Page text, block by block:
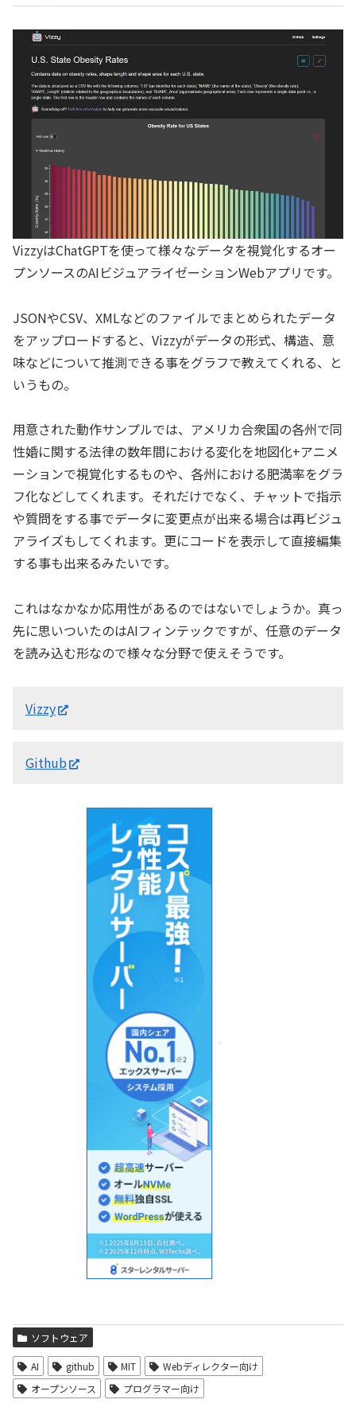
VizzyはChatGPTを使って様々なデータを視覚化するオー
プンソースのAIビジュアライゼーションWebアプリです。
JSONやCSV、XMLなどのファイルでまとめられたデータ
をアップロードすると、Vizzyがデータの形式、構造、意
味などについて推測できる事をグラフで教えてくれる、と
いうもの。
用意された動作サンプルでは、アメリカ合衆国の各州で同
性婚に関する法律の数年間における変化を地図化+アニメ
ーションで視覚化するものや、各州における肥満率をグラ
フ化などしてくれます。それだけでなく、チャットで指示
や質問をする事でデータに変更点が出来る場合は再ビジュ
アライズもしてくれます。更にコードを表示して直接編集
する事も出来るみたいです。
これはなかなか応用性があるのではないでしょうか。真っ
先に思いついたのはAIフィンテックですが、任意のデータ
を読み込む形なので様々な分野で使えそうです。
Vizzy
Github
ソフトウェア
AI github MIT
Webディレクター向け
オープンソース
プログラマー向け